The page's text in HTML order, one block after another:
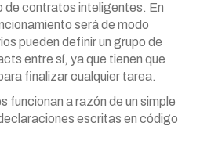
de contratos inteligentes. En
será de modo
pueden definir un grupo de
entre sí, ya que tienen que
finalizar cualquier tarea.
funcionan a razón de un simple
escritas en código